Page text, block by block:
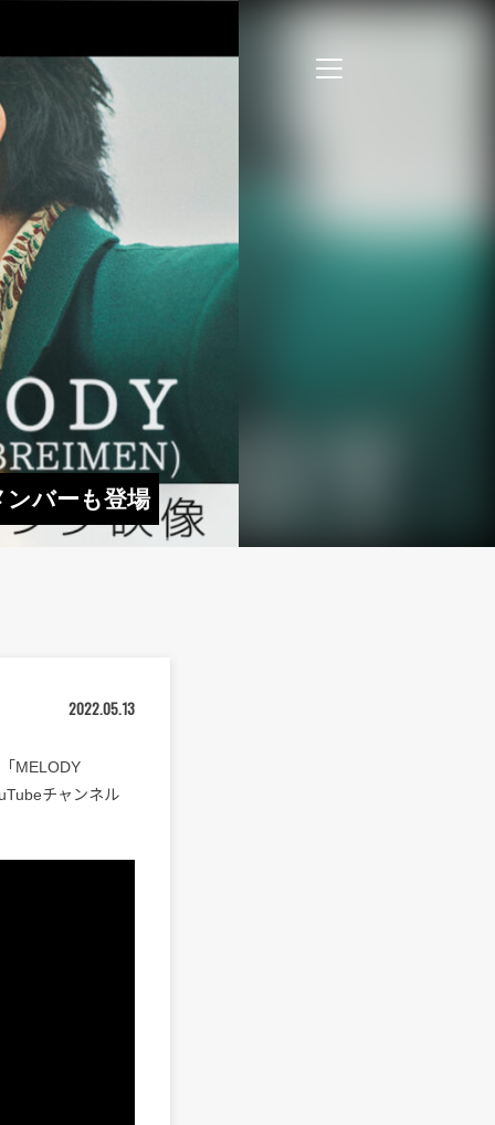
バーも登場
2022.05.13
MELODY
チャンネル